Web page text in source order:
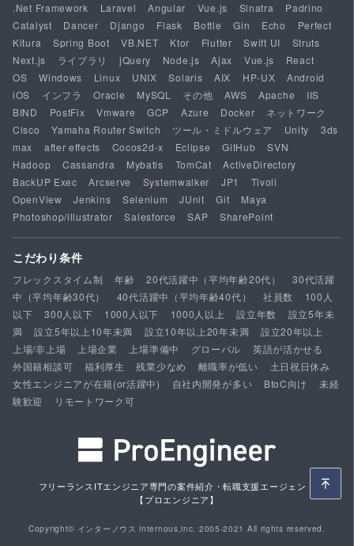
.Net Framework
Laravel Angular Vue.js Sinatra
Padrino
Catalyst
Dancer Django Flask Bottle Gin Echo
Perfect
Kitura
Spring Boot VB.NET Ktor Flutter Swift UI
Struts
Next.js
ライブラリ jQuery Node.js Ajax Vue.js
React
OS
Windows Linux UNIX Solaris AIX HP-UX
Android
iOS
インフラ Oracle MySQL その他 AWS Apache
IIS
BIND
PostFix Vmware GCP Azure Docker
ネットワーク
Cisco
Yamaha Router Switch ツール・ミドルウェア Unity
3ds
max
after effects Cocos2d-x Eclipse GitHub
SVN
Hadoop
Cassandra Mybatis TomCat
ActiveDirectory
BackUP Exec
Arcserve Systemwalker JP1
Tivoli
OpenView
Jenkins Selenium JUnit Git
Maya
Photoshop/illustrator
Salesforce SAP SharePoint
こだわり条件
フレックスタイム制 年齢 20代活躍中（平均年齢20代）
30代活躍
中（平均年齢30代）
40代活躍中（平均年齢40代） 社員数
100人
以下
300人以下 1000人以下 1000人以上 設立年数
設立5年未
満
設立5年以上10年未満 設立10年以上20年未満
設立20年以上
上場/非上場
上場企業 上場準備中 グローバル
英語が活かせる
外国籍相談可
福利厚生 残業少なめ 離職率が低い
土日祝日休み
女性エンジニアが在籍(or活躍中)
自社内開発が多い BtoC向け
未経
験歓迎
リモートワーク可
フリーランスITエンジニア専門の案件紹介・転職支援エージェント
【プロエンジニア】
Copyright© インターノウス internous,inc. 2005-2021 All rights reserved.